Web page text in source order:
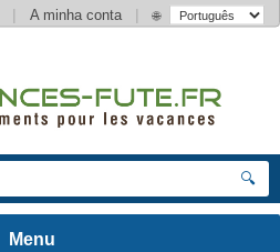
| A minha conta | 🌐
🔍